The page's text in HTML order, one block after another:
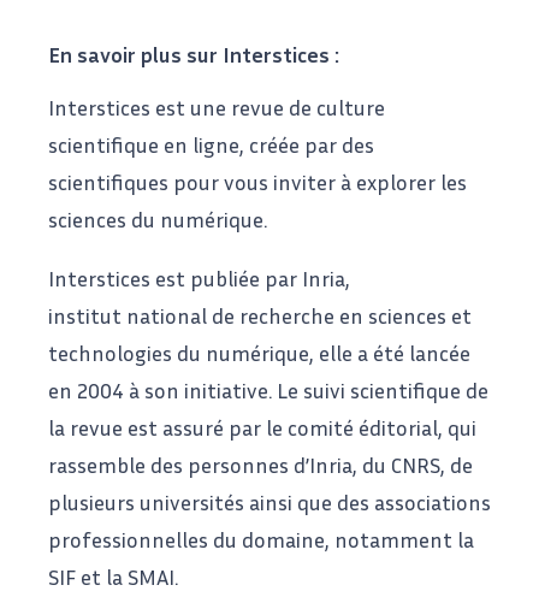
En savoir plus sur Interstices :
Interstices est une revue de culture
scientifique en ligne, créée par des
scientifiques pour vous inviter à explorer les
sciences du numérique.
Interstices est publiée par Inria,
institut national de recherche en sciences et
technologies du numérique, elle a été lancée
en 2004 à son initiative. Le suivi scientifique de
la revue est assuré par le comité éditorial, qui
rassemble des personnes d’Inria, du CNRS, de
plusieurs universités ainsi que des associations
professionnelles du domaine, notamment la
SIFet la SMAI.